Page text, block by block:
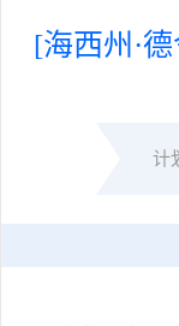
[海西州·
计